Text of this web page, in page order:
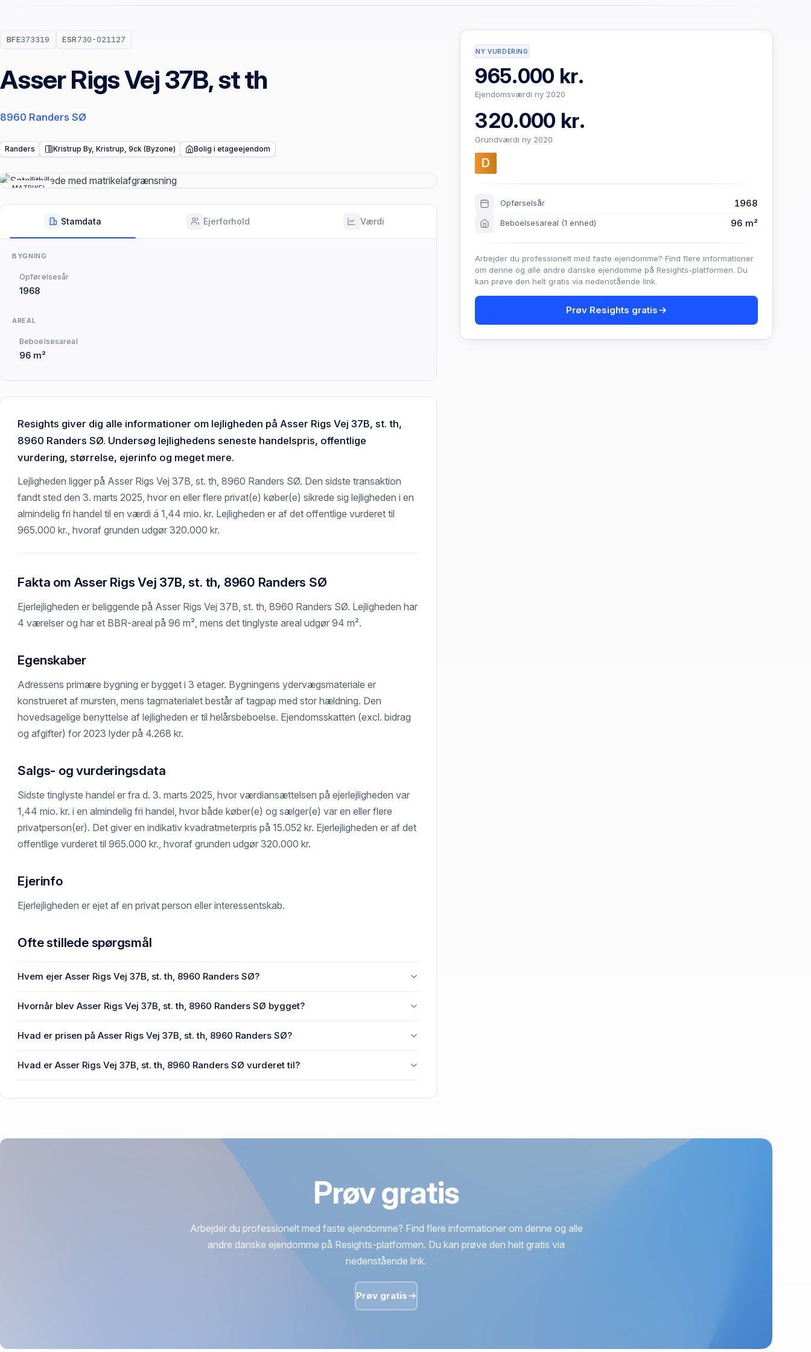
BFE373319 ESR730-021127
Asser Rigs Vej 37B, st th
8960 Randers SØ
Randers Kristrup By, Kristrup, 9ck (Byzone) Bolig i etageejendom
MATRIKEL
Stamdata Ejerforhold Værdi
BYGNING
Opførelsesår
1968
AREAL
Beboelsesareal
96 m²
Resights giver dig alle informationer om lejligheden på Asser Rigs Vej 37B, st. th,
8960 Randers SØ. Undersøg lejlighedens seneste handelspris, offentlige
vurdering, størrelse, ejerinfo og meget mere.
Lejligheden ligger på Asser Rigs Vej 37B, st. th, 8960 Randers SØ. Den sidste transaktion
fandt sted den 3. marts 2025, hvor en eller flere privat(e) køber(e) sikrede sig lejligheden i en
almindelig fri handel til en værdi á 1,44 mio. kr. Lejligheden er af det offentlige vurderet til
965.000 kr., hvoraf grunden udgør 320.000 kr.
Fakta om Asser Rigs Vej 37B, st. th, 8960 Randers SØ
Ejerlejligheden er beliggende på Asser Rigs Vej 37B, st. th, 8960 Randers SØ. Lejligheden har
4 værelser og har et BBR-areal på 96 m², mens det tinglyste areal udgør 94 m².
Egenskaber
Adressens primære bygning er bygget i 3 etager. Bygningens ydervægsmateriale er
konstrueret af mursten, mens tagmaterialet består af tagpap med stor hældning. Den
hovedsagelige benyttelse af lejligheden er til helårsbeboelse. Ejendomsskatten (excl. bidrag
og afgifter) for 2023 lyder på 4.268 kr.
Salgs- og vurderingsdata
Sidste tinglyste handel er fra d. 3. marts 2025, hvor værdiansættelsen på ejerlejligheden var
1,44 mio. kr. i en almindelig fri handel, hvor både køber(e) og sælger(e) var en eller flere
privatperson(er). Det giver en indikativ kvadratmeterpris på 15.052 kr. Ejerlejligheden er af det
offentlige vurderet til 965.000 kr., hvoraf grunden udgør 320.000 kr.
Ejerinfo
Ejerlejligheden er ejet af en privat person eller interessentskab.
Ofte stillede spørgsmål
Hvem ejer Asser Rigs Vej 37B, st. th, 8960 Randers SØ?
Hvornår blev Asser Rigs Vej 37B, st. th, 8960 Randers SØ bygget?
Hvad er prisen på Asser Rigs Vej 37B, st. th, 8960 Randers SØ?
Hvad er Asser Rigs Vej 37B, st. th, 8960 Randers SØ vurderet til?
NY VURDERING
965.000 kr.
Ejendomsværdi ny 2020
320.000 kr.
Grundværdi ny 2020
D
Opførselsår 1968
Beboelsesareal (1 enhed) 96 m²
Arbejder du professionelt med faste ejendomme? Find flere informationer
om denne og alle andre danske ejendomme på Resights-platformen. Du
kan prøve den helt gratis via nedenstående link.
Prøv Resights gratis
Prøv gratis
Arbejder du professionelt med faste ejendomme? Find flere informationer om denne og alle
andre danske ejendomme på Resights-platformen. Du kan prøve den helt gratis via
nedenstående link.
Prøv gratis